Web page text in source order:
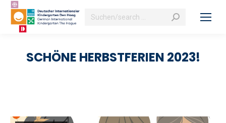
Search:
SCHÖNE HERBSTFERIEN 2023!